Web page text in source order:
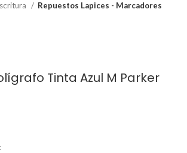
Repuestos Lapices - Marcadores
Tinta Azul M Parker